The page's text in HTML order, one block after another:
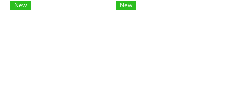
New New